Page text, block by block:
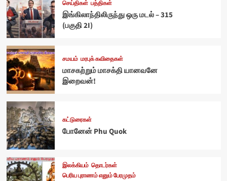
செய்திகள் பத்திகள்
இங்கிலாந்திலிருந்து ஒரு மடல் – 315
(பகுதி 2I)
சமயம் மரபுக் கவிதைகள்
மாசகற்றும் மாசக்தி யானவனே
இறைவன்!
கட்டுரைகள்
போனேன் Phu Quok
இலக்கியம் தொடர்கள்
பெரிய புராணம் எனும் பேரமுதம்